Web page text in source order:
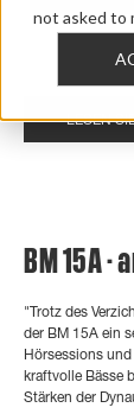
not asked to
Review
LESEN
BM 15A -
" Trotz des
der BM 15A ein
Hörsessions
kraftvolle Bässe
Stärken der